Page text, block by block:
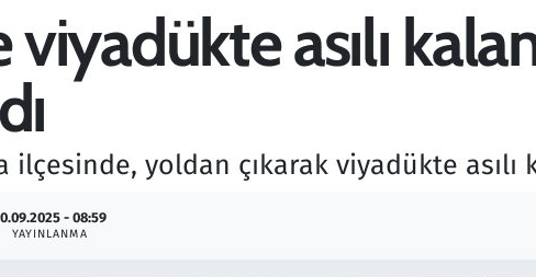
asılı
ilçesinde, yoldan çıkarak viyadükte asılı
- 08:59
YAYINLANMA